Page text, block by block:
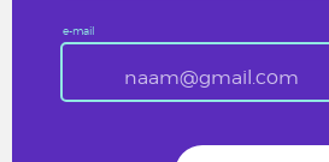
e-mail